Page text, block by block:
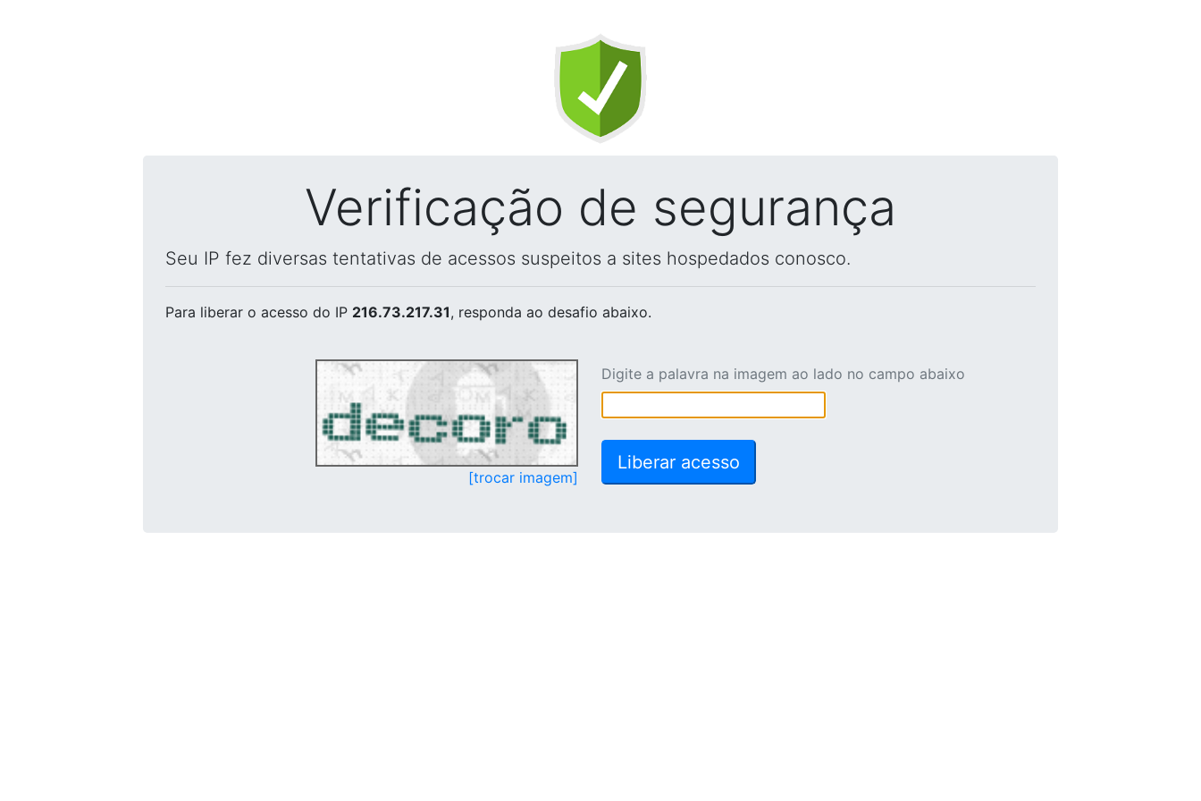
Verificação de segurança
Seu IP fez diversas tentativas de acessos suspeitos a sites hospedados conosco.
Para liberar o acesso do IP 216.73.217.31, responda ao desafio abaixo.
[trocar imagem]
Digite a palavra na imagem ao lado no campo abaixo